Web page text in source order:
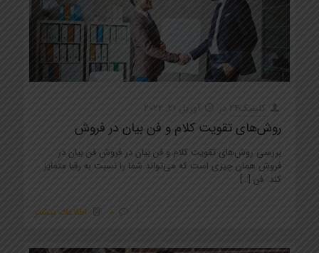
کلینیک24 در آوریل 21, 2022
روش‌های تقویت کلام و فن بیان در فروش
بررسی روش‌های تقویت کلام و فن بیان در فروش فن بیان در
فروش همان چیزی است که می‌تواند شما را نسبت به رقبا متمایز
کند. فن […]
0 اطلاعات بیشتر